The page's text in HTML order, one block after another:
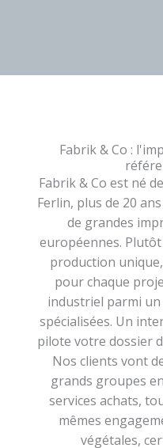
Fabrik & Co :
Fabrik & Co est né
Ferlin, plus de 20
de grandes
européennes.
production
pour chaque
industriel parmi un
spécialisées. Un
pilote votre dossier
Nos clients vont
grands groupes
services achats,
mêmes
végétales,